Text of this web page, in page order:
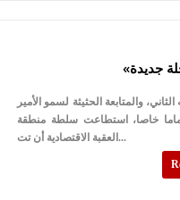
جديدة
والمتابعة الحثيثة لسمو الأمير
خاصا، استطاعت سلطة منطقة
العقبة الاقتصادية أن تت...